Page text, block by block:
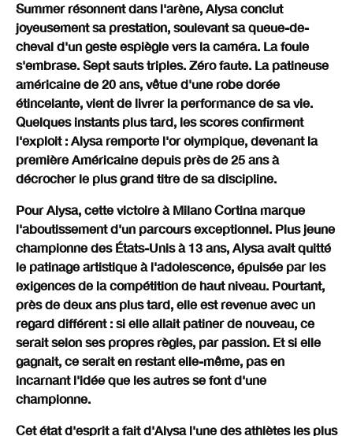
Summer résonnent dans l'arène, Alysa conclut
joyeusement sa prestation, soulevant sa queue-de-
cheval d'un geste espiègle vers la caméra. La foule
s'embrase. Sept sauts triples. Zéro faute. La patineuse
américaine de 20 ans, vêtue d'une robe dorée
étincelante, vient de livrer la performance de sa vie.
Quelques instants plus tard, les scores confirment
l'exploit : Alysa remporte l'or olympique, devenant la
première Américaine depuis près de 25 ans à
décrocher le plus grand titre de sa discipline.
Pour Alysa, cette victoire à Milano Cortina marque
l'aboutissement d'un parcours exceptionnel. Plus jeune
championne des États-Unis à 13 ans, Alysa avait quitté
le patinage artistique à l'adolescence, épuisée par les
exigences de la compétition de haut niveau. Pourtant,
près de deux ans plus tard, elle est revenue avec un
regard différent : si elle allait patiner de nouveau, ce
serait selon ses propres règles, par passion. Et si elle
gagnait, ce serait en restant elle-même, pas en
incarnant l'idée que les autres se font d'une
championne.
Cet état d'esprit a fait d'Alysa l'une des athlètes les plus